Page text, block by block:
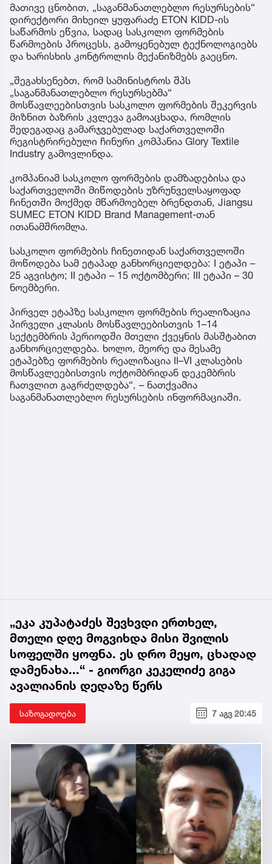
მათივე ცნობით, „საგანმანათლებლო რესურსების“
დირექტორი მიხეილ ყუფარაძე ETON KIDD-ის
საწარმოს ეწვია, სადაც სასკოლო ფორმების
წარმოების პროცესს, გამოყენებულ ტექნოლოგიებს
და ხარისხის კონტროლის მექანიზმებს გაეცნო.
„შეგახსენებთ, რომ სამინისტროს შპს
„საგანმანათლებლო რესურსებმა“
მოსწავლეებისთვის სასკოლო ფორმების შეკერვის
მიზნით ბაზრის კვლევა გამოაცხადა, რომლის
შედეგადაც გამარჯვებულად საქართველოში
რეგისტრირებული ჩინური კომპანია Glory Textile
Industry გამოვლინდა.
კომპანიამ სასკოლო ფორმების დამზადებისა და
საქართველოში მიწოდების უზრუნველსაყოფად
ჩინეთში მოქმედ მწარმოებელ ბრენდთან, Jiangsu
SUMEC ETON KIDD Brand Management-თან
ითანამშრომლა.
სასკოლო ფორმების ჩინეთიდან საქართველოში
მოწოდება სამ ეტაპად განხორციელდება: I ეტაპი –
25 აგვისტო; II ეტაპი – 15 ოქტომბერი; III ეტაპი – 30
ნოემბერი.
პირველ ეტაპზე სასკოლო ფორმების რეალიზაცია
პირველი კლასის მოსწავლეებისთვის 1–14
სექტემბრის პერიოდში მთელი ქვეყნის მასშტაბით
განხორციელდება. ხოლო, მეორე და მესამე
ეტაპებზე ფორმების რეალიზაცია II–VI კლასების
მოსწავლეებისთვის ოქტომბრიდან დეკემბრის
ჩათვლით გაგრძელდება“, – ნათქვამია
საგანმანათლებლო რესურსების ინფორმაციაში.
„ეკა კუპატაძეს შევხვდი ერთხელ,
მთელი დღე მოგვიხდა მისი შვილის
სოფელში ყოფნა. ეს დრო მეყო, ცხადად
დამენახა...“ - გიორგი კეკელიძე გიგა
ავალიანის დედაზე წერს
საზოგადოება 7 აგვ 20:45